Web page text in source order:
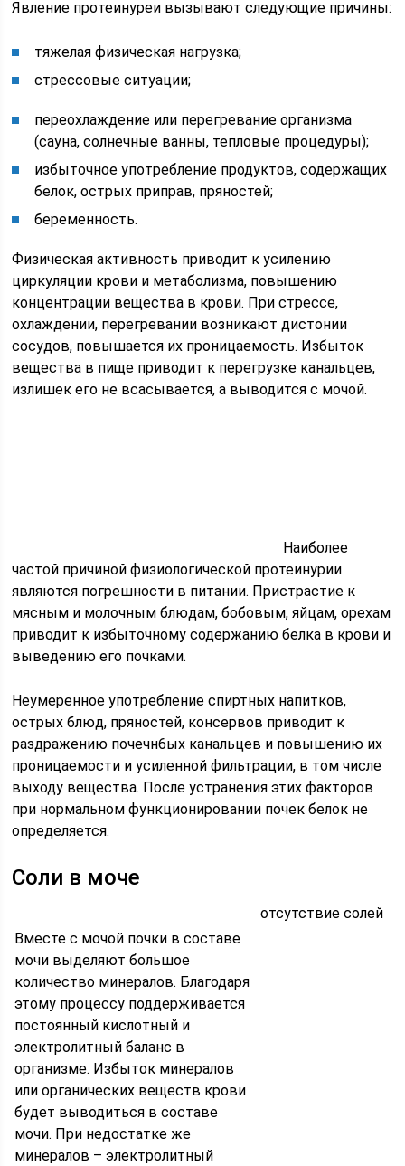
Явление протеинуреи вызывают следующие причины:
тяжелая физическая нагрузка;
стрессовые ситуации;
переохлаждение или перегревание организма
(сауна, солнечные ванны, тепловые процедуры);
избыточное употребление продуктов, содержащих
белок, острых приправ, пряностей;
беременность.
Физическая активность приводит к усилению
циркуляции крови и метаболизма, повышению
концентрации вещества в крови. При стрессе,
охлаждении, перегревании возникают дистонии
сосудов, повышается их проницаемость. Избыток
вещества в пище приводит к перегрузке канальцев,
излишек его не всасывается, а выводится с мочой.
Наиболее
частой причиной физиологической протеинурии
являются погрешности в питании. Пристрастие к
мясным и молочным блюдам, бобовым, яйцам, орехам
приводит к избыточному содержанию белка в крови и
выведению его почками.
Неумеренное употребление спиртных напитков,
острых блюд, пряностей, консервов приводит к
раздражению почечн6ых канальцев и повышению их
проницаемости и усиленной фильтрации, в том числе
выходу вещества. После устранения этих факторов
при нормальном функционировании почек белок не
определяется.
Соли в моче
отсутствие солей
Вместе с мочой почки в составе
мочи выделяют большое
количество минералов. Благодаря
этому процессу поддерживается
постоянный кислотный и
электролитный баланс в
организме. Избыток минералов
или органических веществ крови
будет выводиться в составе
мочи. При недостатке же
минералов – электролитный